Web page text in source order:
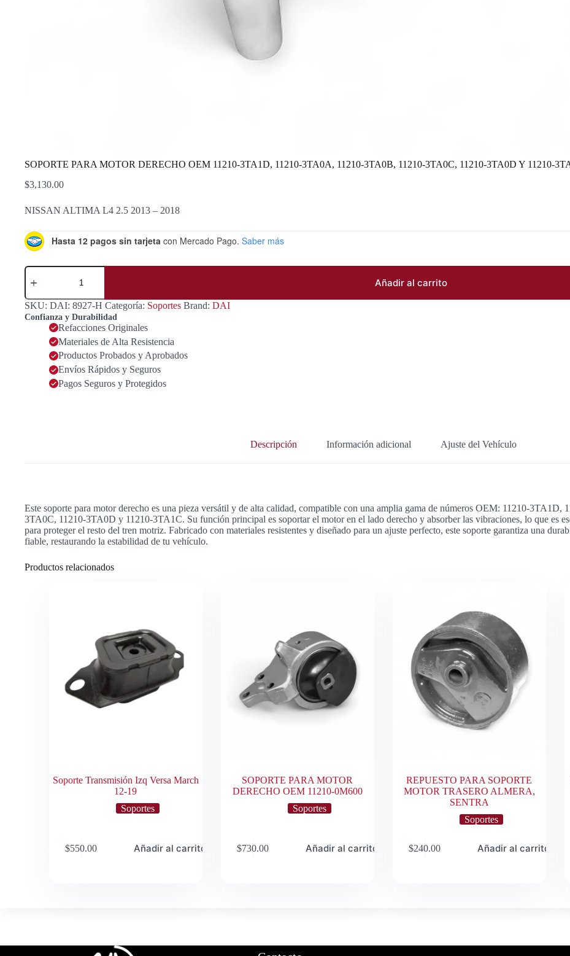
SOPORTE PARA MOTOR DERECHO OEM 11210-3TA1D, 11210-3TA0A, 11210-3TA0B, 11210-3TA0C, 11210-3TA0D Y 11210-
$3,130.00
NISSAN ALTIMA L4 2.5 2013 – 2018
Hasta 12 pagos sin tarjeta con Mercado Pago. Saber más
SOPORTE
PARA
DERECHO
OEM
11210-
3TA1D,
11210-
3TA0A,
11210-
3TA0B,
11210-
Añadir al carrito
SKU: DAI: 8927-H Categoría: Soportes Brand: DAI
Confianza y Durabilidad
Refacciones Originales
Materiales de Alta Resistencia
Productos Probados y Aprobados
Envíos Rápidos y Seguros
Pagos Seguros y Protegidos
Descripción Información adicional Ajuste del Vehículo
Este soporte para motor derecho es una pieza versátil y de alta calidad, compatible con una amplia gama de números OEM: 11210-
3TA0C, 11210-3TA0D y 11210-3TA1C. Su función principal es soportar el motor en el lado derecho y absorber las vibraciones, lo que es
para proteger el resto del tren motriz. Fabricado con materiales resistentes y diseñado para un ajuste perfecto, este soporte garantiza una
fiable, restaurando la estabilidad de tu vehículo.
Productos relacionados
Soporte Transmisión Izq Versa March
12-19
Soportes
$550.00 Añadir al carrito
SOPORTE PARA MOTOR
DERECHO OEM 11210-0M600
Soportes
$730.00 Añadir al carrito
REPUESTO PARA SOPORTE
MOTOR TRASERO ALMERA,
SENTRA
Soportes
$240.00 Añadir al carrito